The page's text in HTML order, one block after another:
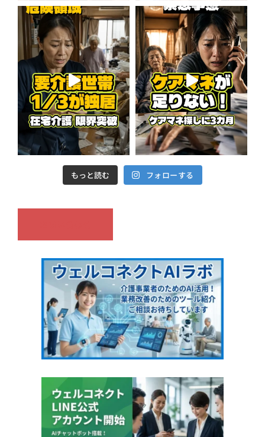
もっと読む フォローする